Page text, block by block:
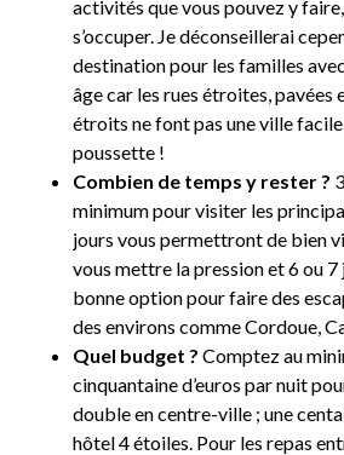
activités que vous pouvez y
s’occuper. Je déconseillerai
destination pour les familles
âge car les rues étroites,
étroits ne font pas une ville
poussette !
Combien de temps y rester ?
minimum pour visiter les
jours vous permettront de bien
vous mettre la pression et 6 ou 7
bonne option pour faire des
des environs comme Cordoue,
Quel budget ? Comptez au
cinquantaine d’euros par nuit
double en centre-ville ; une
hôtel 4 étoiles. Pour les repas